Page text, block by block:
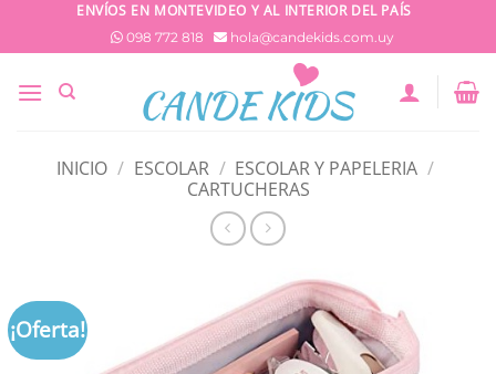
ENVÍOS EN MONTEVIDEO Y AL INTERIOR DEL PAÍS
098 772 818 hola@candekids.com.uy
INICIO / ESCOLAR / ESCOLAR Y PAPELERIA /
CARTUCHERAS
¡Oferta!